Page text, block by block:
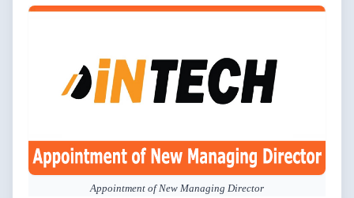
Appointment of New Managing Director